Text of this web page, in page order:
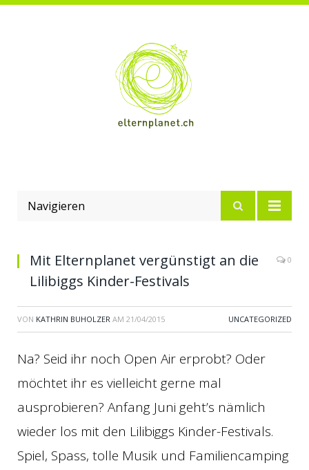
Navigieren
Mit Elternplanet vergünstigt an die
Lilibiggs Kinder-Festivals
0
VON KATHRIN BUHOLZER AM 21/04/2015 UNCATEGORIZED
Na? Seid ihr noch Open Air erprobt? Oder
möchtet ihr es vielleicht gerne mal
ausprobieren? Anfang Juni geht’s nämlich
wieder los mit den Lilibiggs Kinder-Festivals.
Spiel, Spass, tolle Musik und Familiencamping